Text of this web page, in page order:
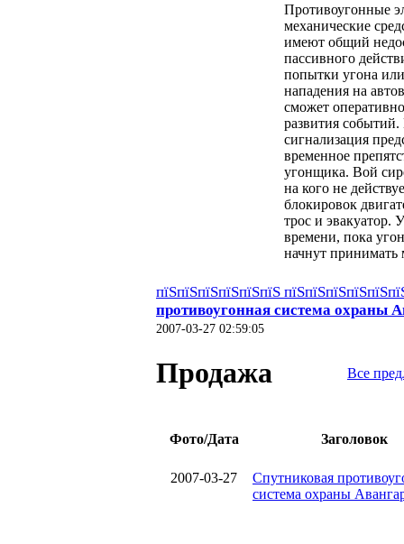
Противоугонные
механические
имеют общий
пассивного
попытки угона
нападения на
сможет
развития
сигнализация
временное
угонщика. Вой
на кого не
блокировок
трос и эвакуатор.
времени, пока
начнут принимать
пїЅпїЅпїЅпїЅпїЅпїЅ
противоугонная система охраны
2007-03-27 02:59:05
Продажа Все
Фото/Дата Заголовок
2007-03-27
Спутниковая
система охраны